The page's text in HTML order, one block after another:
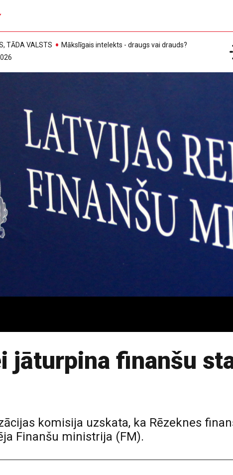
TĀDA VALSTS
Mākslīgais intelekts - draugs vai drauds?
jāturpina finanšu
komisija uzskata, ka Rēzeknes
Finanšu ministrija (FM).